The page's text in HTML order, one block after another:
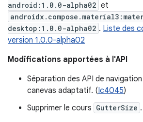
android:1.0.0-alpha02 et
desktop:1.0.0-alpha02 . Liste des
version 1.0.0-alpha02
Modifications apportées à l'API
Séparation des API de
canevas adaptatif. (Ic4045)
Supprimer le cours GutterSize